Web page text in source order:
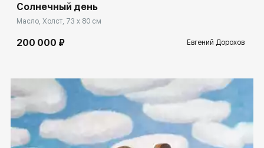
Солнечный день
Масло, Холст, 73 x 80 см
200 000 ₽ Евгений Дорохов